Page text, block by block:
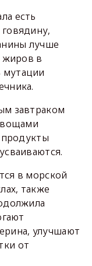
есть
лучше
жиров в
завтраком
продукты
в морской
также
улучшают
от